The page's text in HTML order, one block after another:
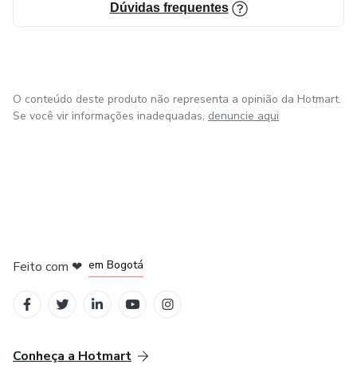
Dúvidas frequentes
O conteúdo deste produto não representa a opinião da Hotmart.
Se você vir informações inadequadas, denuncie aqui
Feito com ❤ em Bogotá
Conheça a Hotmart